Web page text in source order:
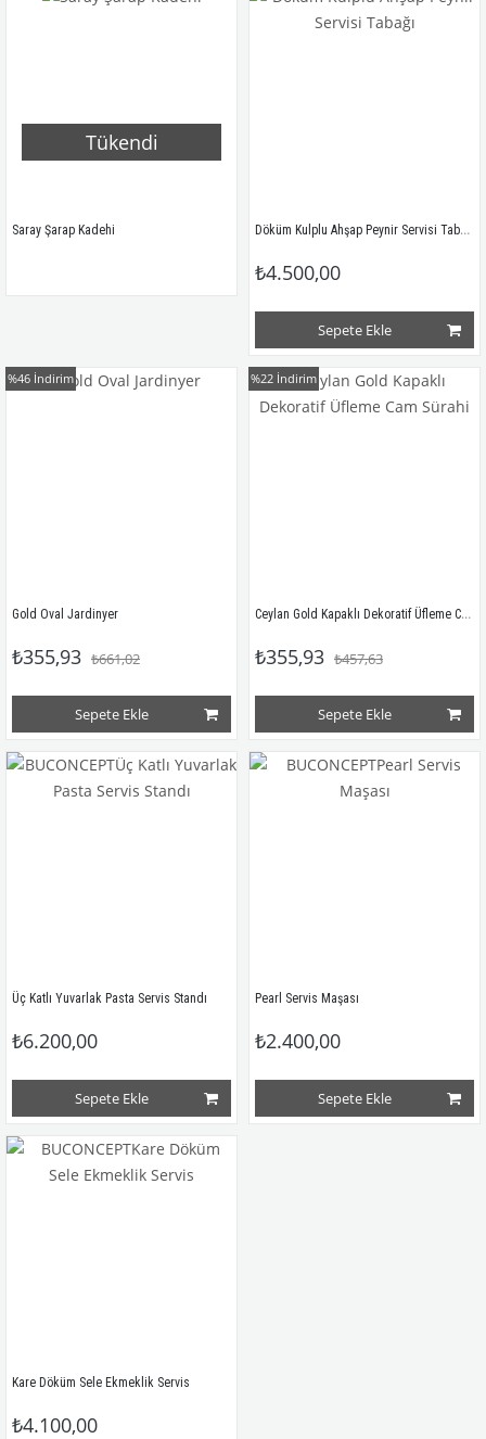
Tükendi
Saray Şarap Kadehi Döküm Kulplu Ahşap Peynir Servisi Tabağı
₺4.500,00
Sepete Ekle
Gold Oval Jardinyer
₺355,93 ₺661,02
Sepete Ekle
%46 İndirim
Ceylan Gold Kapaklı Dekoratif Üfleme Cam Sürahi
₺355,93 ₺457,63
Sepete Ekle
%22 İndirim
Üç Katlı Yuvarlak Pasta Servis Standı
₺6.200,00
Sepete Ekle
Pearl Servis Maşası
₺2.400,00
Sepete Ekle
Kare Döküm Sele Ekmeklik Servis
₺4.100,00